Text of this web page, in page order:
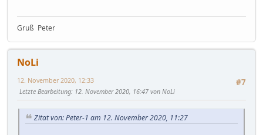
Gruß Peter
NoLi
#7
12. November 2020, 12:33
Letzte Bearbeitung: 12. November 2020, 16:47 von NoLi
Zitat von: Peter-1 am 12. November 2020, 11:27